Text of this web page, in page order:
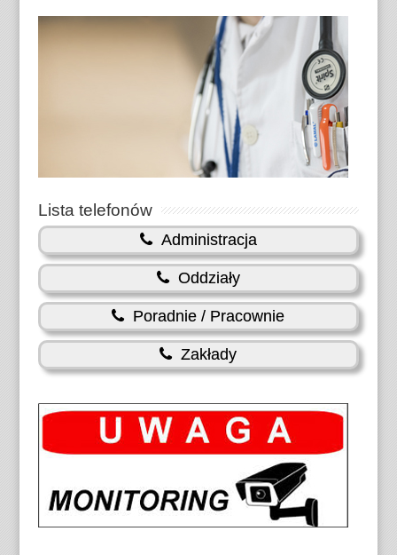
Lista telefonów
Administracja
Oddziały
Poradnie / Pracownie
Zakłady